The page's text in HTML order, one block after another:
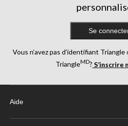
Se
Vous n’avez pas d’identifiant
TriangleMD? S’inscrire
Aide